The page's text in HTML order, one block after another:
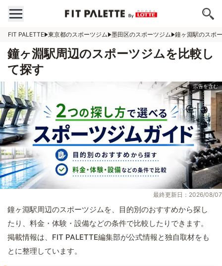
FIT PALETTE 東京都のスポーツジム 墨田区のスポーツジム 鐘ヶ淵駅のスポ
鐘ヶ淵駅周辺のスポーツジムを比較し
て探す
最終更新日：2026/08/07
鐘ヶ淵駅周辺のスポーツジムを、目的別のおすすめから探し
たり、料金・体験・設備などの条件で比較したりできます。
掲載情報は、FIT PALETTE編集部が公式情報と独自取材をも
とに整理しています。